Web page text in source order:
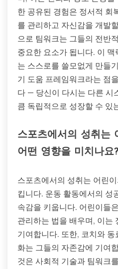
한 공유된 경험은 정서적 회
를 관리하고 자신감을 개발
으로 팀워크는 그들의 전반
중요한 요소가 됩니다. 이
는 스스로를 쓸모없게 만들
기 도움 프레임워크라는 점
다 — 당신이 다시는 다른 시
큼 독립적으로 성장할 수 있
스포츠에서의 성취는
어떤 영향을 미치나요?
스포츠에서의 성취는 어린
킵니다. 운동 활동에서의 성
속감을 키웁니다. 어린이들
관리하는 법을 배우며, 이는
기여합니다. 또한, 코치와
화는 그들의 자존감에 기여
것은 사회적 기술과 팀워크